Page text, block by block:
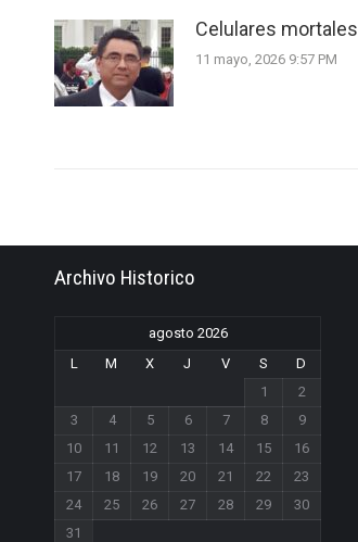
Celulares mortales
11 mayo, 2026 9:57 PM
Archivo Historico
agosto 2026
L
M X J V S
D
1
2
3
4 5 6 7 8
9
10
11 12 13 14 15
16
17
18 19 20 21 22
23
24
25 26 27 28 29
30
31